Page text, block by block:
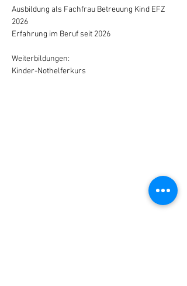
Ausbildung als Fachfrau Betreuung Kind EFZ
2026
Erfahrung im Beruf seit 2026
Weiterbildungen:
Kinder-Nothelferkurs